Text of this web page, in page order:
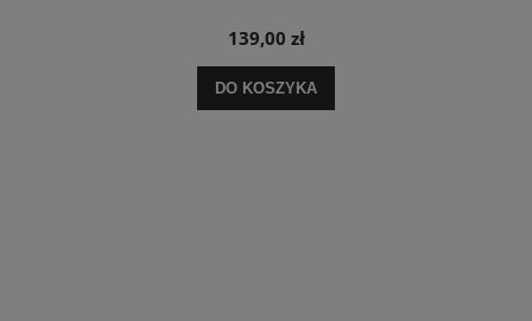
139,00 zł
DO KOSZYKA